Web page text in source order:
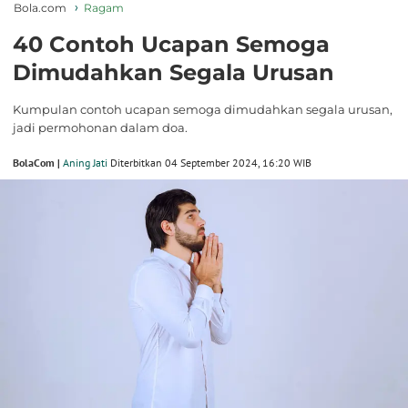
Bola.com Ragam
40 Contoh Ucapan Semoga
Dimudahkan Segala Urusan
Kumpulan contoh ucapan semoga dimudahkan segala urusan,
jadi permohonan dalam doa.
BolaCom | Aning Jati Diterbitkan 04 September 2024, 16:20 WIB